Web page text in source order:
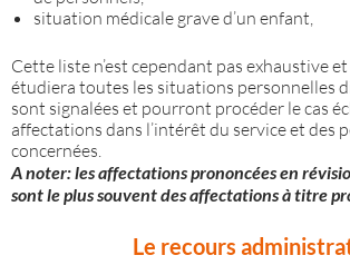
situation médicale grave d’un enfant,
Cette liste n’est cependant pas exhaustive
étudiera toutes les situations personnelles
sont signalées et pourront procéder le cas
affectations dans l’intérêt du service et des
concernées.
A noter: les affectations prononcées en
sont le plus souvent des affectations à titre
Le recours